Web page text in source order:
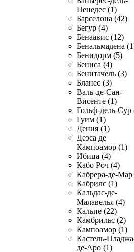
Пенедес (1)
Барселона (42)
Бегур (4)
Бенаавис (12)
Бенальмадена
Бенидорм (5)
Бениса (4)
Бенитачель (3)
Бланес (3)
Валь-де-Сан-
Висенте (1)
Гольф-дель-Сур
Гуим (1)
Дения (1)
Деэса де
Кампоамор (1)
Ибица (4)
Кабо Роч (4)
Кабрера-де-Мар
Кабрилс (1)
Кальдас-де-
Малавелья (4)
Кальпе (22)
Камбрильс (2)
Кампоамор (1)
Кастель-
де-Аро (1)